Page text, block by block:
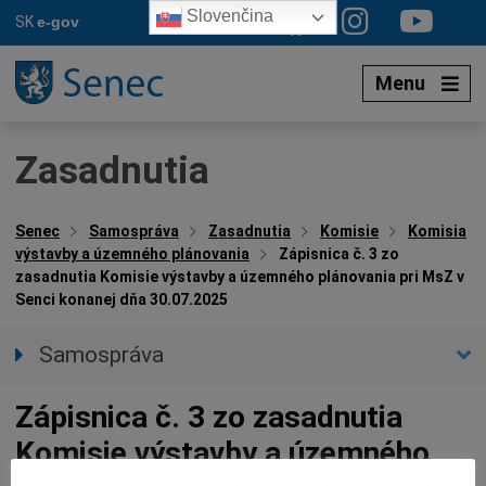
SKe-gov
Menu
Zasadnutia
Senec Samospráva Zasadnutia Komisie
Komisia
výstavby a územného plánovania
Zápisnica č. 3 zo
zasadnutia Komisie výstavby a územného plánovania pri MsZ v
Senci konanej dňa 30.07.2025
Samospráva
Zástupca primátora
Hlavný kontrolór mesta
Zápisnica č. 3 zo zasadnutia
Komisie výstavby a územného
Slovenčina